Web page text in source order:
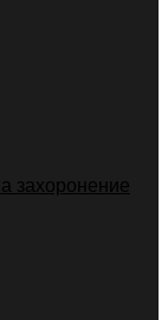
захоронение